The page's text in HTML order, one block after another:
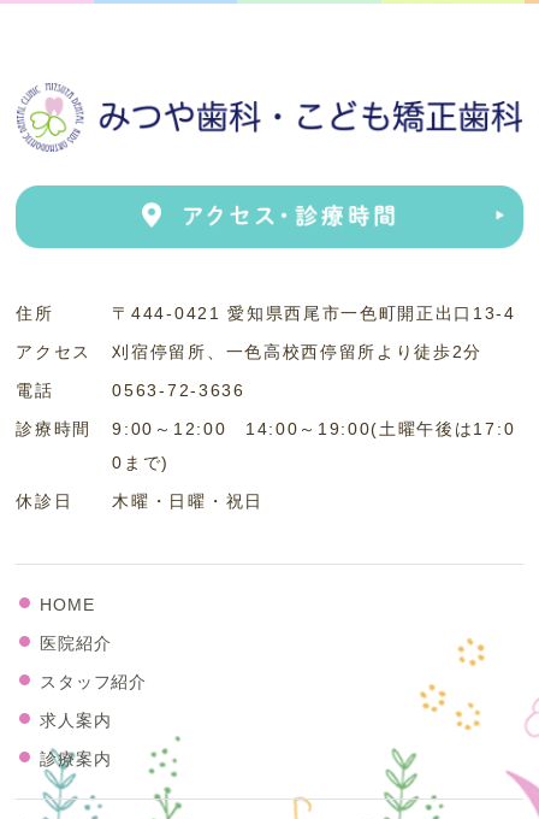
住所
〒444-0421 愛知県西尾市一色町開正出口13-4
アクセス
刈宿停留所、一色高校西停留所より徒歩2分
電話
0563-72-3636
診療時間
9:00～12:00 14:00～19:00(土曜午後は17:0
0まで)
休診日
木曜・日曜・祝日
HOME
医院紹介
スタッフ紹介
求人案内
診療案内